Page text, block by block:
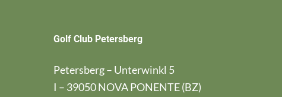
Golf Club Petersberg
Petersberg – Unterwinkl 5
I – 39050 NOVA PONENTE (BZ)